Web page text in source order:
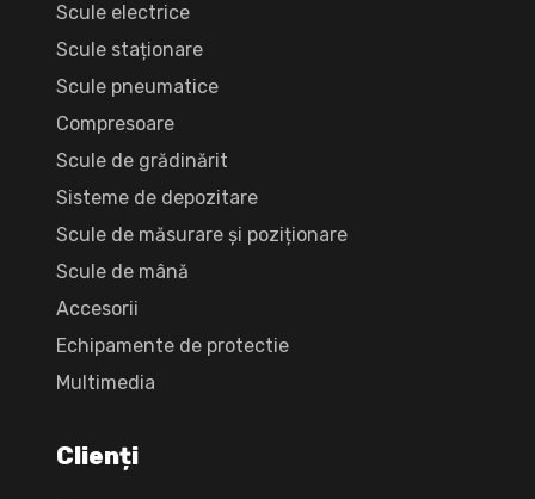
Scule electrice
Scule staționare
Scule pneumatice
Compresoare
Scule de grădinărit
Sisteme de depozitare
Scule de măsurare și poziționare
Scule de mână
Accesorii
Echipamente de protectie
Multimedia
Clienți